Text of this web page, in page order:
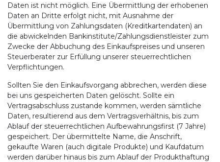
Daten ist nicht möglich. Eine Übermittlung der erhobenen
Daten an Dritte erfolgt nicht, mit Ausnahme der
Übermittlung von Zahlungsdaten (Kreditkartendaten) an
die abwickelnden Bankinstitute/Zahlungsdienstleister zum
Zwecke der Abbuchung des Einkaufspreises und unseren
Steuerberater zur Erfüllung unserer steuerrechtlichen
Verpflichtungen.
Sollten Sie den Einkaufsvorgang abbrechen, werden diese
bei uns gespeicherten Daten gelöscht. Sollte ein
Vertragsabschluss zustande kommen, werden sämtliche
Daten, resultierend aus dem Vertragsverhältnis, bis zum
Ablauf der steuerrechtlichen Aufbewahrungsfirst (7 Jahre)
gespeichert. Der übermittelte Name, die Anschrift,
gekaufte Waren (auch digitale Produkte) und Kaufdatum
werden darüber hinaus bis zum Ablauf der Produkthaftung